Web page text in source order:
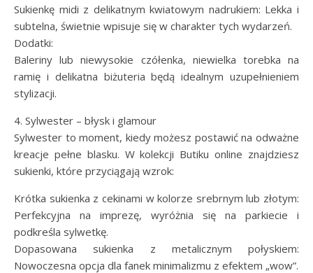
Sukienkę midi z delikatnym kwiatowym nadrukiem: Lekka i
subtelna, świetnie wpisuje się w charakter tych wydarzeń.
Dodatki:
Baleriny lub niewysokie czółenka, niewielka torebka na
ramię i delikatna biżuteria będą idealnym uzupełnieniem
stylizacji.
4. Sylwester – błysk i glamour
Sylwester to moment, kiedy możesz postawić na odważne
kreacje pełne blasku. W kolekcji Butiku online znajdziesz
sukienki, które przyciągają wzrok:
Krótka sukienka z cekinami w kolorze srebrnym lub złotym:
Perfekcyjna na imprezę, wyróżnia się na parkiecie i
podkreśla sylwetkę.
Dopasowana sukienka z metalicznym połyskiem:
Nowoczesna opcja dla fanek minimalizmu z efektem „wow”.